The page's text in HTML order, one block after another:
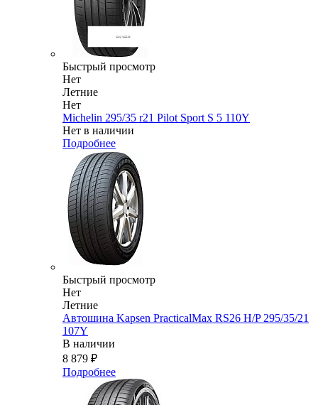
Быстрый просмотр
Нет
Летние
Нет
Michelin 295/35 r21 Pilot Sport S 5 110Y
Нет в наличии
Подробнее
Быстрый просмотр
Нет
Летние
Автошина Kapsen PracticalMax RS26 H/P 295/35/21
107Y
В наличии
8 879 ₽
Подробнее